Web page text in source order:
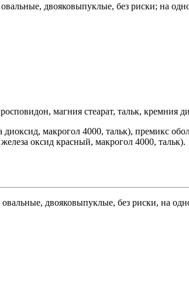
двояковыпуклые, без риски; на
магния стеарат, тальк, кремния
макрогол 4000, тальк), премикс
оксид красный, макрогол 4000, тальк).
овальные, двояковыпуклые, без риски, на